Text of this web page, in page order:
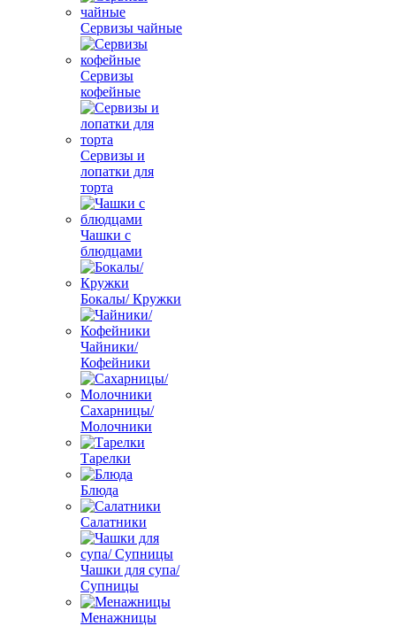
Сервизы чайные
Сервизы
кофейные
Сервизы и
лопатки для
торта
Чашки с
блюдцами
Бокалы/ Кружки
Чайники/
Кофейники
Сахарницы/
Молочники
Тарелки
Блюда
Салатники
Чашки для супа/
Супницы
Менажницы